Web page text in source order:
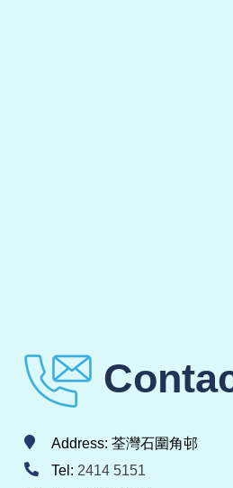
Address: 荃灣石圍角邨
Tel: 2414 5151